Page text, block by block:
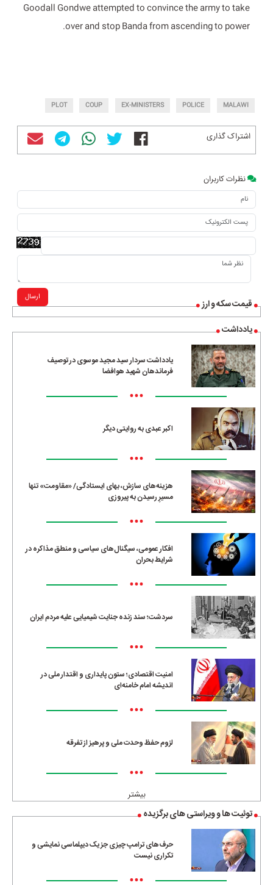
قیمت سکه و ارز
یادداشت
یادداشت سردار سید مجید موسوی در توصیف
فرماندهان شهید هوافضا
•••
اکبر عبدی به روایتی دیگر
•••
هزینه‌های سازش، بهای ایستادگی/ «مقاومت» تنها
مسیرِ رسیدن به پیروزی
•••
افکار عمومی، سیگنال‌های سیاسی و منطق مذاکره در
شرایط بحران
•••
سردشت؛ سند زنده جنایت شیمیایی علیه مردم ایران
•••
امنیت اقتصادی؛ ستون پایداری و اقتدار ملی در
اندیشه امام خامنه‌ای
•••
لزوم حفظ وحدت ملی و پرهیز از تفرقه
•••
بیشتر
توئیت ها و ویراستی های برگزیده
حرف‌های ترامپ چیزی جز یک دیپلماسی نمایشی و
تکراری نیست
Goodall Gondwe attempted to convince the army to take
over and stop Banda from ascending to power.
MALAWI
POLICE
EX-MINISTERS
COUP
PLOT
اشتراک گذاری
نظرات کاربران
ارسال